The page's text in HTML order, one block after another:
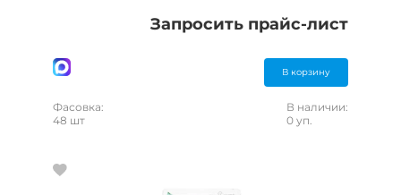
Запросить прайс-лист
В корзину
Фасовка:
48 шт
В наличии:
0 уп.